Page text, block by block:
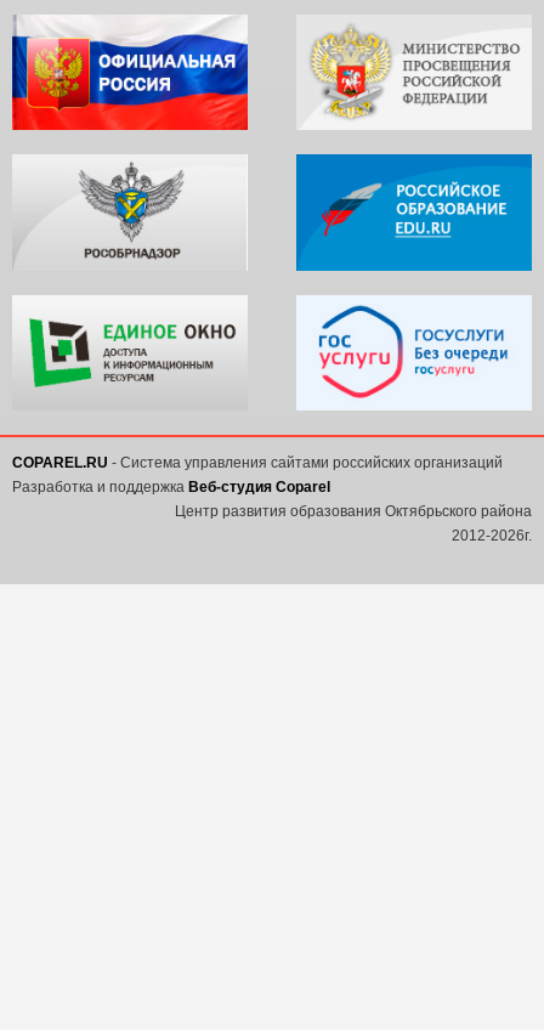
COPAREL.RU - Система управления сайтами российских организаций
Разработка и поддержка Веб-студия Coparel
Центр развития образования Октябрьского района
2012-2026г.